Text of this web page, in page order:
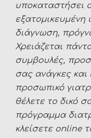
υποκαταστήσει
εξατομικευμένη
διάγνωση,
Χρειάζεται
συμβουλές,
σας ανάγκες και
προσωπικό
θέλετε το δικό
πρόγραμμα
κλείσετε online